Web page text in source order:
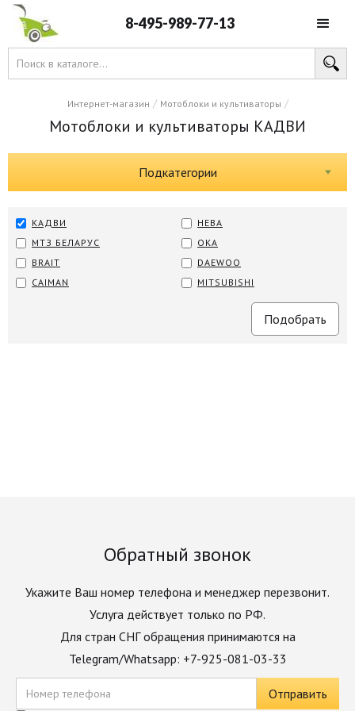
8-495-989-77-13
Интернет-магазин / Мотоблоки и культиваторы /
Мотоблоки и культиваторы КАДВИ
Подкатегории
КАДВИ
МТЗ БЕЛАРУС
НЕВА
ОКА
BRAIT
CAIMAN
DAEWOO
MITSUBISHI
Обратный звонок
Укажите Ваш номер телефона и менеджер перезвонит.
Услуга действует только по РФ.
Для стран СНГ обращения принимаются на
Telegram/Whatsapp: +7-925-081-03-33